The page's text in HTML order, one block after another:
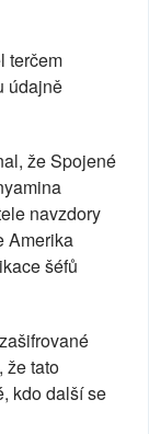
terčem
údajně
že Spojené
navzdory
Amerika
šéfů
že tato
kdo další se